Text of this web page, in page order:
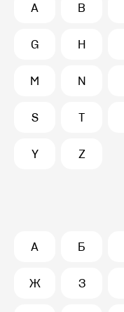
A B
G H
M N
S T
Y Z
А Б
Ж З